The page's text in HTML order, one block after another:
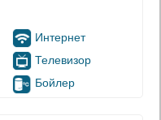
Интернет
Телевизор
Бойлер